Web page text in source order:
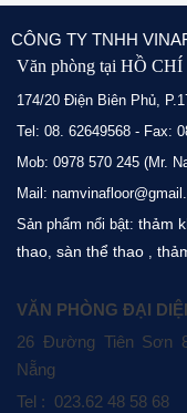
CÔNG TY TNHH
Văn phòng tại HỒ
174/20 Điện Biên Phủ,
Tel: 08. 62649568 - Fax:
Mob: 0978 570 245 (Mr.
Mail:
Sản phẩm nổi bật: thảm
thao, sàn thể thao ,
VĂN PHÒNG ĐẠI
26 Đường Tiên Sơn
Nẵng
Tel : 023.62 48 58 68